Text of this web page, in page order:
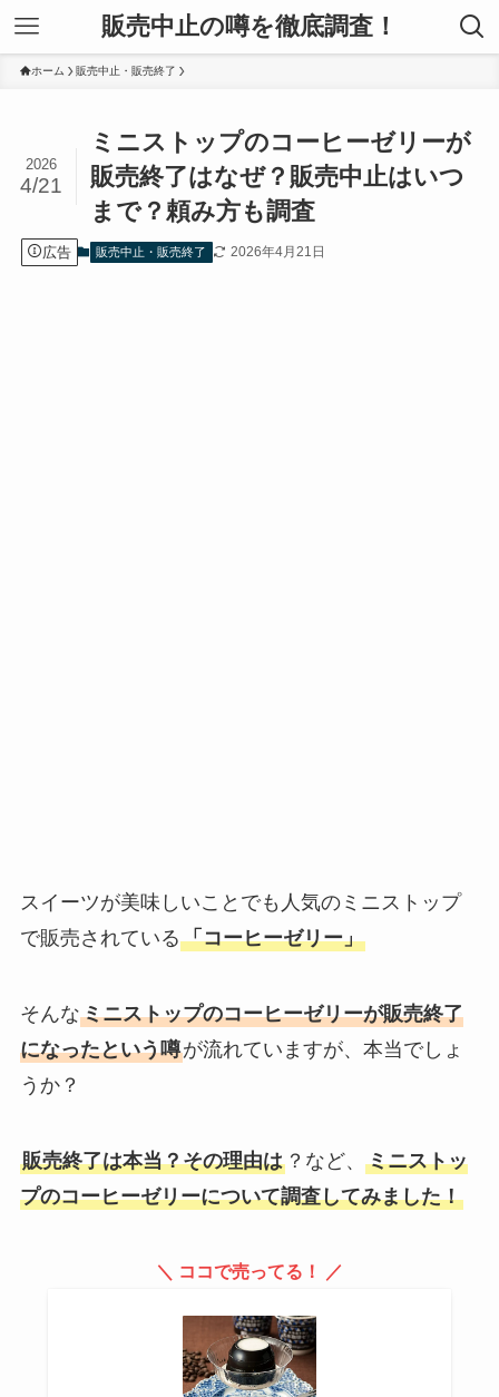
販売中止の噂を徹底調査！
ホーム 販売中止・販売終了
ミニストップのコーヒーゼリーが
販売終了はなぜ？販売中止はいつ
まで？頼み方も調査
2026
4/21
広告 販売中止・販売終了 2026年4月21日
スイーツが美味しいことでも人気のミニストップ
で販売されている「コーヒーゼリー」
そんなミニストップのコーヒーゼリーが販売終了
になったという噂が流れていますが、本当でしょ
うか？
販売終了は本当？その理由は？など、 ミニストッ
プのコーヒーゼリーについて調査してみました！
＼ ココで売ってる！ ／